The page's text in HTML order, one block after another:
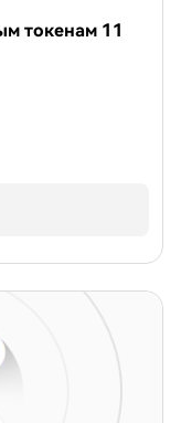
токенам 11